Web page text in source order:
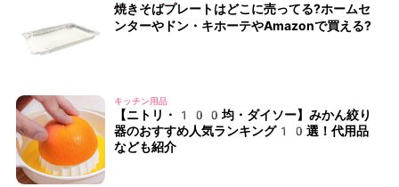
焼きそばプレートはどこに売ってる?ホームセ
ンターやドン・キホーテやAmazonで買える?
キッチン用品
【ニトリ・100均・ダイソー】みかん絞り
器のおすすめ人気ランキング10選！代用品
なども紹介